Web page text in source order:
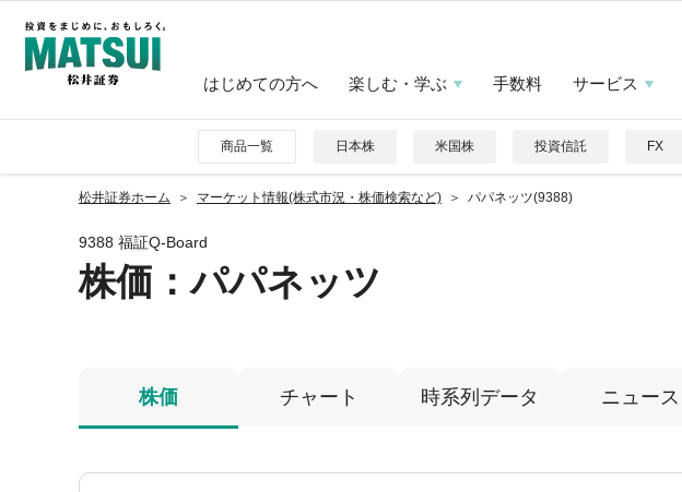
はじめての方へ 楽しむ・学ぶ 手数料 サービス
商品一覧 日本株 米国株 投資信託 FX
松井証券ホーム マーケット情報(株式市況・株価検索など) パパネッツ(9388)
9388 福証Q-Board
株価 ：パパネッツ
株価 チャート 時系列データ ニュース